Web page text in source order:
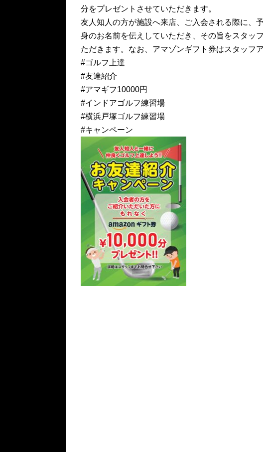
分をプレゼントさせていただきます。
友人知人の方が施設へ来店、ご入会される際に、
身のお名前を伝えしていただき、その旨をスタッ
ただきます。なお、アマゾンギフト券はスタッフ
#ゴルフ上達
#友達紹介
#アマギフ10000円
#インドアゴルフ練習場
#横浜戸塚ゴルフ練習場
#キャンペーン